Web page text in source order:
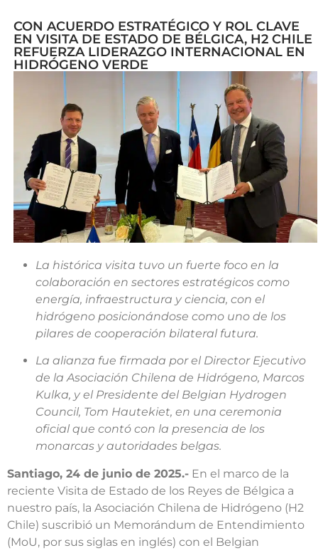
CON ACUERDO ESTRATÉGICO Y ROL CLAVE
EN VISITA DE ESTADO DE BÉLGICA, H2 CHILE
REFUERZA LIDERAZGO INTERNACIONAL EN
HIDRÓGENO VERDE
La histórica visita tuvo un fuerte foco en la
colaboración en sectores estratégicos como
energía, infraestructura y ciencia, con el
hidrógeno posicionándose como uno de los
pilares de cooperación bilateral futura.
La alianza fue firmada por el Director Ejecutivo
de la Asociación Chilena de Hidrógeno, Marcos
Kulka, y el Presidente del Belgian Hydrogen
Council, Tom Hautekiet, en una ceremonia
oficial que contó con la presencia de los
monarcas y autoridades belgas.
Santiago, 24 de junio de 2025.- En el marco de la
reciente Visita de Estado de los Reyes de Bélgica a
nuestro país, la Asociación Chilena de Hidrógeno (H2
Chile) suscribió un Memorándum de Entendimiento
(MoU, por sus siglas en inglés) con el Belgian